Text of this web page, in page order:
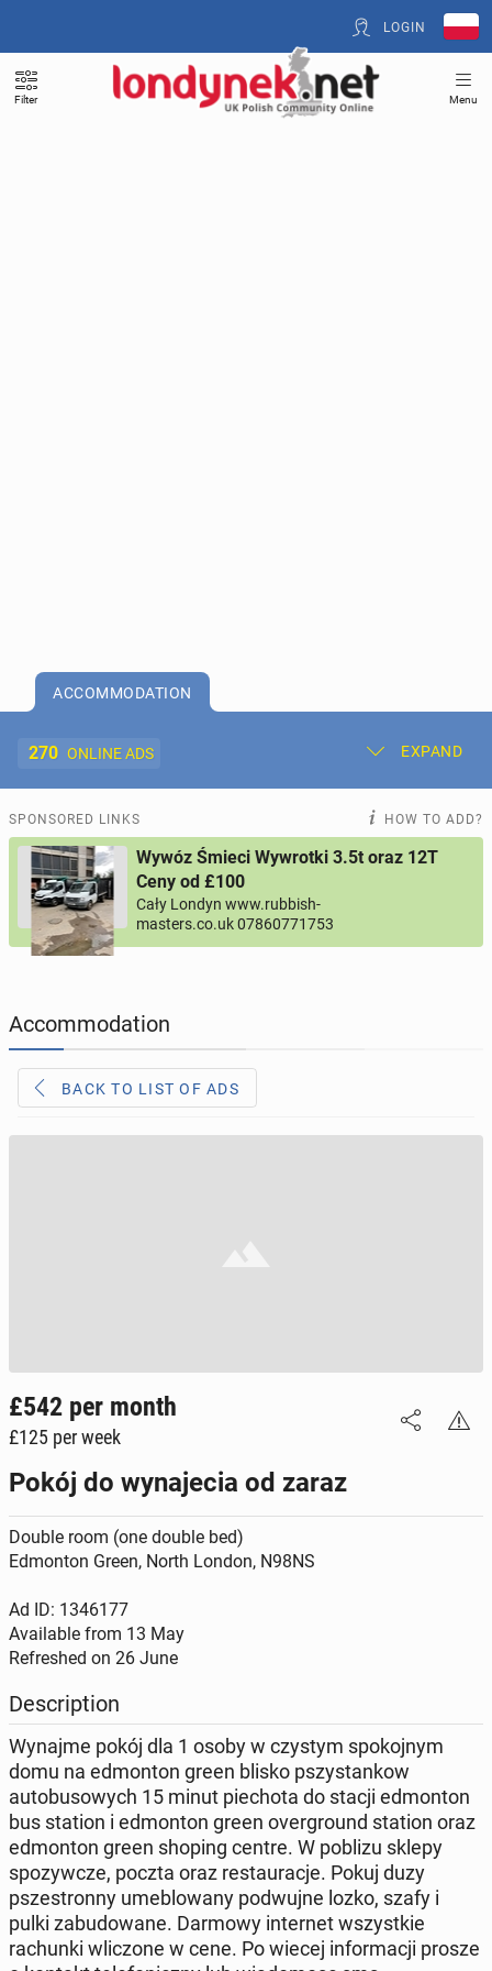
LOGIN
Filter Menu
ACCOMMODATION
270 ONLINE ADS EXPAND
Post New Ad My Ads
Offer and Adverts Price
ACCOMMODATION
JOBSEEKERS
BUSINESS
SPONSORED LINKS HOW TO ADD?
Wywóz Śmieci Wywrotki 3.5t oraz 12T
Ceny od £100
Cały Londyn www.rubbish-
masters.co.uk 07860771753
Accommodation
BACK TO LIST OF ADS
£542 per month
£125 per week
Pokój do wynajecia od zaraz
Double room (one double bed)
Edmonton Green, North London, N98NS
Ad ID: 1346177
Available from 13 May
Refreshed on 26 June
Description
Wynajme pokój dla 1 osoby w czystym spokojnym
domu na edmonton green blisko pszystankow
autobusowych 15 minut piechota do stacji edmonton
bus station i edmonton green overground station oraz
edmonton green shoping centre. W poblizu sklepy
spozywcze, poczta oraz restauracje. Pokuj duzy
pszestronny umeblowany podwujne lozko, szafy i
pulki zabudowane. Darmowy internet wszystkie
rachunki wliczone w cene. Po wiecej informacji prosze